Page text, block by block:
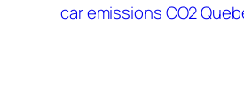
car emissionsCO2